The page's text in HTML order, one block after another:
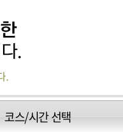
.
코스/시간 선택